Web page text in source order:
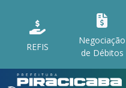
REFIS
Negociação
de Débitos